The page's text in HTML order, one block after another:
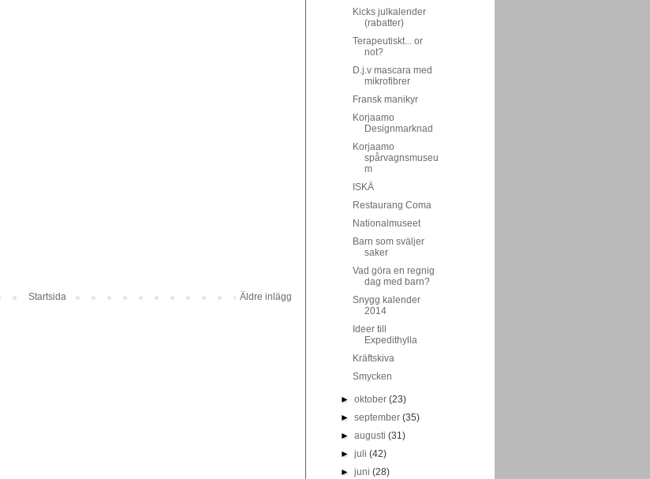
Äldre inlägg
Startsida
Kicks julkalender
(rabatter)
Terapeutiskt... or
not?
D.j.v mascara med
mikrofibrer
Fransk manikyr
Korjaamo
Designmarknad
Korjaamo
spårvagnsmuseu
m
ISKÄ
Restaurang Coma
Nationalmuseet
Barn som sväljer
saker
Vad göra en regnig
dag med barn?
Snygg kalender
2014
Ideer till
Expedithylla
Kräftskiva
Smycken
►oktober(23)
►september(35)
►augusti(31)
►juli(42)
►juni(28)